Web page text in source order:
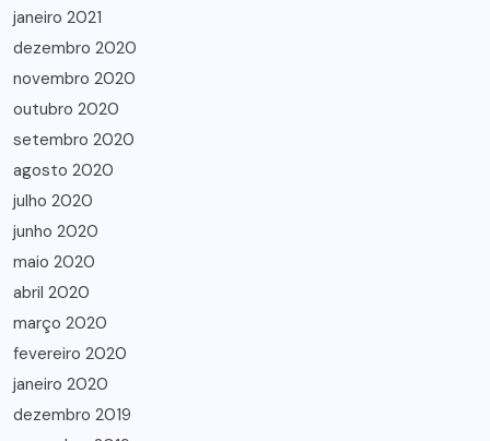
janeiro 2021
dezembro 2020
novembro 2020
outubro 2020
setembro 2020
agosto 2020
julho 2020
junho 2020
maio 2020
abril 2020
março 2020
fevereiro 2020
janeiro 2020
dezembro 2019